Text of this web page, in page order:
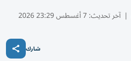
| آخر تحديث:7 أغسطس 23:29 2026
شارك